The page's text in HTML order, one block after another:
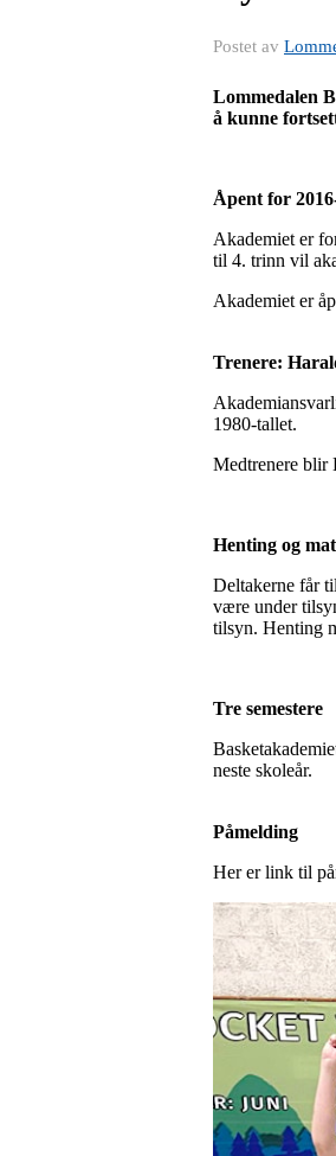
Postet av
Lommedalen
å kunne
Åpent for
Akademiet er
til 4. trinn vil
Akademiet er
Trenere:
1980-tallet.
Medtrenere blir
Henting og mat
Deltakerne får
være under
tilsyn. Henting
Tre semestere
neste skoleår.
Påmelding
Her er link til